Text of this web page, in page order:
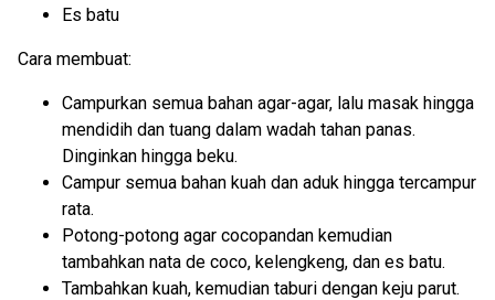
Es batu
Cara membuat:
Campurkan semua bahan agar-agar, lalu masak hingga
mendidih dan tuang dalam wadah tahan panas.
Dinginkan hingga beku.
Campur semua bahan kuah dan aduk hingga tercampur
rata.
Potong-potong agar cocopandan kemudian
tambahkan nata de coco, kelengkeng, dan es batu.
Tambahkan kuah, kemudian taburi dengan keju parut.